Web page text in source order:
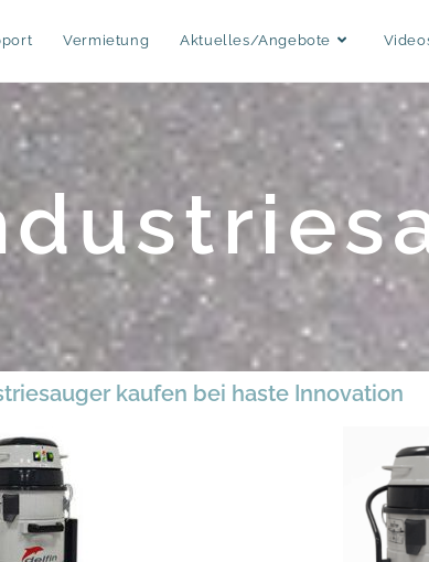
Vermietung Aktuelles/Angebote
kaufen bei haste Innovation